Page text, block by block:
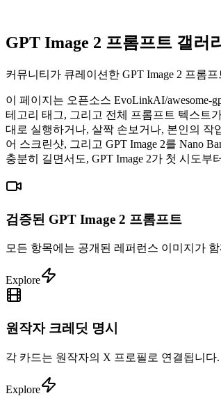
GPT Image 2 프롬프트 갤러
커뮤니티가 큐레이션한 GPT Image 2 프롬
이 페이지는 오픈소스 EvoLinkAI/awesome-
테고리 태그, 그리고 전체 프롬프트 텍스트
대로 실행하거나, 살짝 손보거나, 본인의 작
어 스크린샷, 그리고 GPT Image 2를 Nano
충분히 길면서도, GPT Image 2가 첫 시도
검증된 GPT Image 2 프롬프트
모든 항목에는 공개된 레퍼런스 이미지가
Explore
원작자 크레딧 명시
각 카드는 원작자의 X 프로필로 연결됩니
Explore